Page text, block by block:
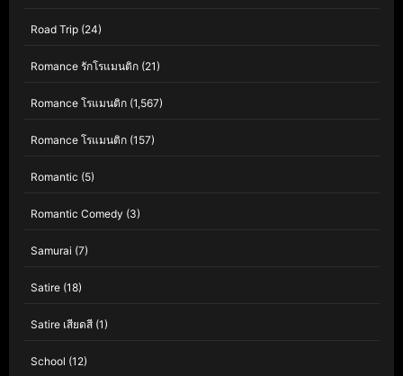
Road Trip (24)
Romance รักโรแมนติก (21)
Romance โรแมนติก (1,567)
Romance โรแมนติก (157)
Romantic (5)
Romantic Comedy (3)
Samurai (7)
Satire (18)
Satire เสียดสี (1)
School (12)